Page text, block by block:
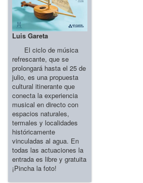
Luis Gareta
El ciclo de música
refrescante, que se
prolongará hasta el 25 de
julio, es una propuesta
cultural itinerante que
conecta la experiencia
musical en directo con
espacios naturales,
termales y localidades
históricamente
vinculadas al agua. En
todas las actuaciones la
entrada es libre y gratuita
¡Pincha la foto!